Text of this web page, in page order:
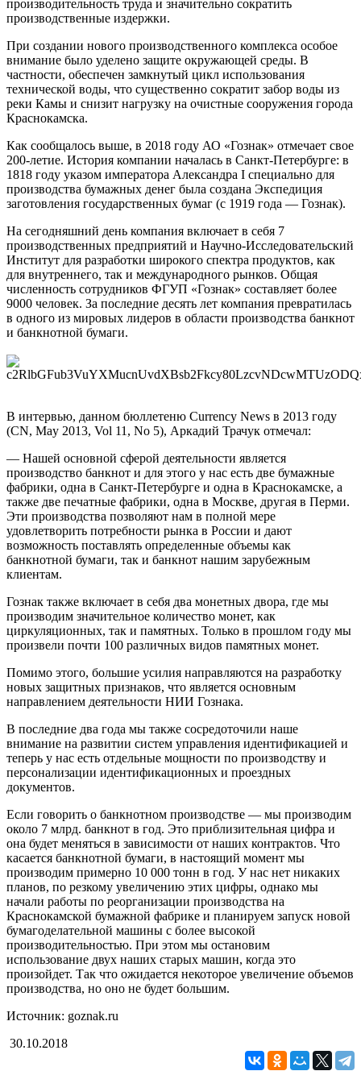
производительность труда и значительно сократить
производственные издержки.
При создании нового производственного комплекса особое
внимание было уделено защите окружающей среды. В
частности, обеспечен замкнутый цикл использования
технической воды, что существенно сократит забор воды из
реки Камы и снизит нагрузку на очистные сооружения города
Краснокамска.
Как сообщалось выше, в 2018 году АО «Гознак» отмечает свое
200-летие. История компании началась в Санкт-Петербурге: в
1818 году указом императора Александра I специально для
производства бумажных денег была создана Экспедиция
заготовления государственных бумаг (с 1919 года — Гознак).
На сегодняшний день компания включает в себя 7
производственных предприятий и Научно-Исследовательский
Институт для разработки широкого спектра продуктов, как
для внутреннего, так и международного рынков. Общая
численность сотрудников ФГУП «Гознак» составляет более
9000 человек. За последние десять лет компания превратилась
в одного из мировых лидеров в области производства банкнот
и банкнотной бумаги.
В интервью, данном бюллетеню Currency News в 2013 году
(СN, May 2013, Vol 11, No 5), Аркадий Трачук отмечал:
— Нашей основной сферой деятельности является
производство банкнот и для этого у нас есть две бумажные
фабрики, одна в Санкт-Петербурге и одна в Краснокамске, а
также две печатные фабрики, одна в Москве, другая в Перми.
Эти производства позволяют нам в полной мере
удовлетворить потребности рынка в России и дают
возможность поставлять определенные объемы как
банкнотной бумаги, так и банкнот нашим зарубежным
клиентам.
Гознак также включает в себя два монетных двора, где мы
производим значительное количество монет, как
циркуляционных, так и памятных. Только в прошлом году мы
произвели почти 100 различных видов памятных монет.
Помимо этого, большие усилия направляются на разработку
новых защитных признаков, что является основным
направлением деятельности НИИ Гознака.
В последние два года мы также сосредоточили наше
внимание на развитии систем управления идентификацией и
теперь у нас есть отдельные мощности по производству и
персонализации идентификационных и проездных
документов.
Если говорить о банкнотном производстве — мы производим
около 7 млрд. банкнот в год. Это приблизительная цифра и
она будет меняться в зависимости от наших контрактов. Что
касается банкнотной бумаги, в настоящий момент мы
производим примерно 10 000 тонн в год. У нас нет никаких
планов, по резкому увеличению этих цифры, однако мы
начали работы по реорганизации производства на
Краснокамской бумажной фабрике и планируем запуск новой
бумагоделательной машины с более высокой
производительностью. При этом мы остановим
использование двух наших старых машин, когда это
произойдет. Так что ожидается некоторое увеличение объемов
производства, но оно не будет большим.
Источник: goznak.ru
30.10.2018